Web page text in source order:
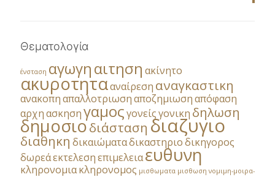
Θεματολογία
ένσταση αγωγηαιτηση ακίνητο
ακυροτητααναίρεση αναγκαστικη
ανακοπηαπαλλοτριωσηαποζημιωσηαπόφαση
αρχηασκησηγαμοςγονείςγονικη δηλωση
δημοσιοδιάσταση διαζυγιο
διαθηκη δικαιώματαδικαστηριοδικηγορος
δωρεάεκτελεσηεπιμελειαευθυνη
κληρονομιακληρονομος μισθωματα μισθωση νομιμη-μοιρα-